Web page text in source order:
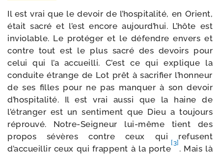
Il est vrai que le devoir de l’hospitalité, en Orient,
était sacré et l’est encore aujourd’hui. L’hôte est
invio­lable. Le pro­té­ger et le défendre envers et
contre tout est le plus sacré des devoirs pour
celui qui l’a accueilli. C’est ce qui explique la
conduite étrange de Lot prêt à sacri­fier l’honneur
de ses filles pour ne pas man­quer à son devoir
d’hospitalité. Il est vrai aus­si que la haine de
l’étranger est un sen­ti­ment que Dieu a tou­jours
réprou­vé. Notre-​Seigneur lui-​même tient des
pro­pos sévères contre ceux qui refusent
d’accueillir ceux qui frappent à la porte
[3]
. Mais là